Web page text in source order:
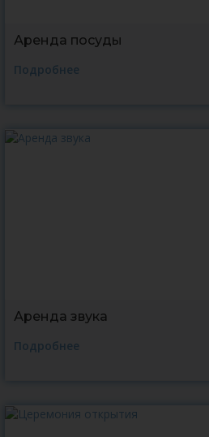
Аренда посуды
Подробнее
Аренда звука
Подробнее